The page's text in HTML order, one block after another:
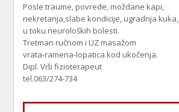
Posle traume, povrede, moždane kapi,
nekretanja,slabe kondicije, ugradnja kuka,
u toku neuroloških bolesti.
Tretman ručnom i UZ masažom
vrata-ramena-lopatica kod ukočenja.
Dipl. Viši fizioterapeut
tel.063/274-734